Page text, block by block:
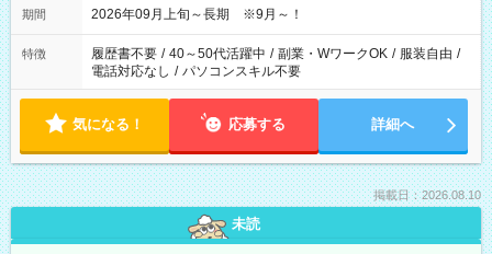
期間 2026年09月上旬～長期 ※9月～！
特徴 履歴書不要 / 40～50代活躍中 / 副業・WワークOK / 服装自由 /
電話対応なし / パソコンスキル不要
気になる！ 応募する 詳細へ
掲載日：2026.08.10
未読